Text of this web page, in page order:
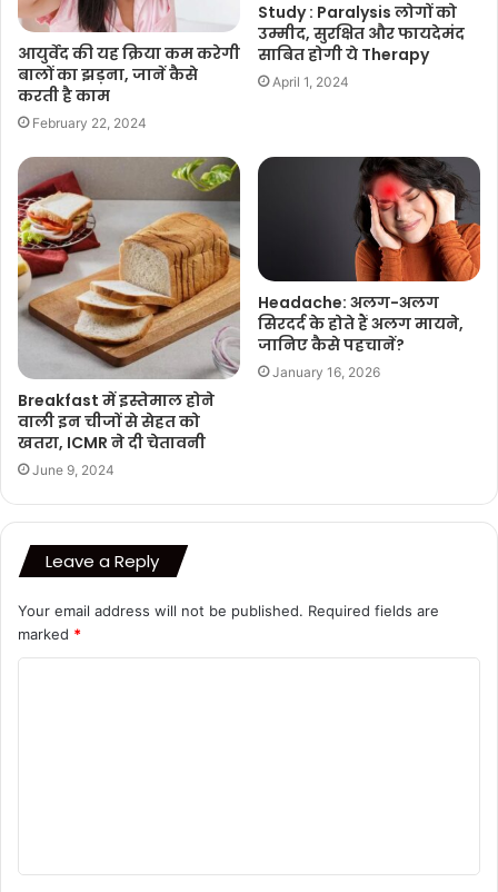
आयुर्वेद की यह क्रिया कम करेगी
बालों का झड़ना, जानें कैसे
करती है काम
February 22, 2024
Study : Paralysis लोगों को
उम्मीद, सुरक्षित और फायदेमंद
साबित होगी ये Therapy
April 1, 2024
Breakfast में इस्तेमाल होने
वाली इन चीजों से सेहत को
खतरा, ICMR ने दी चेतावनी
June 9, 2024
Headache: अलग-अलग
सिरदर्द के होते हैं अलग मायने,
जानिए कैसे पहचानें?
January 16, 2026
Leave a Reply
Your email address will not be published. Required fields are
marked *
t